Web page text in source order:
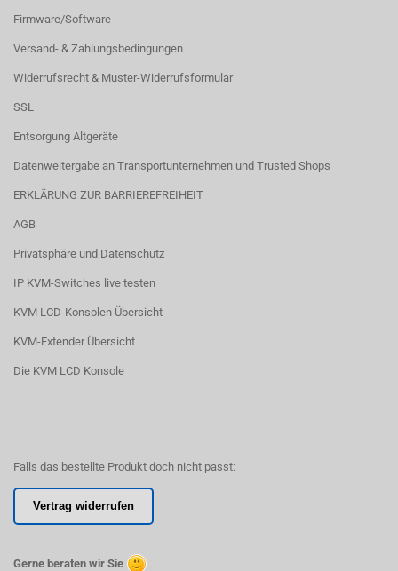
Firmware/Software
Versand- & Zahlungsbedingungen
Widerrufsrecht & Muster-Widerrufsformular
SSL
Entsorgung Altgeräte
Datenweitergabe an Transportunternehmen und Trusted Shops
ERKLÄRUNG ZUR BARRIEREFREIHEIT
AGB
Privatsphäre und Datenschutz
IP KVM-Switches live testen
KVM LCD-Konsolen Übersicht
KVM-Extender Übersicht
Die KVM LCD Konsole
Falls das bestellte Produkt doch nicht passt:
Vertrag widerrufen
Gerne beraten wir Sie